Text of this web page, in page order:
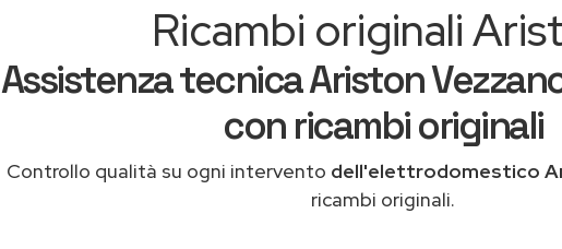
Ricambi originali
Assistenza tecnica Ariston
con ricambi originali
Controllo qualità su ogni intervento dell'elettrodomestico
ricambi originali.